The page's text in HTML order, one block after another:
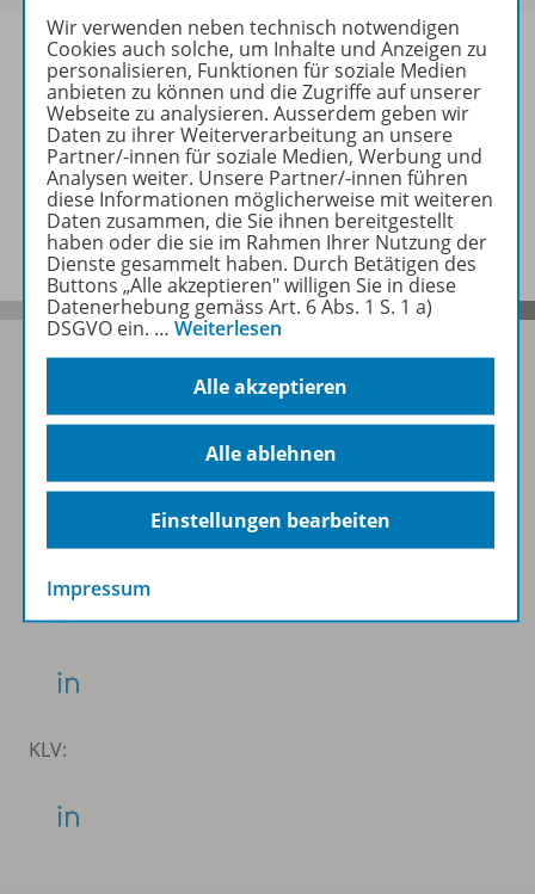
Informationen
Video zu folgenden Werken
Folgen Sie uns auf Social Media
Schubi:
WSS:
KLV:
Wir verwenden neben technisch notwendigen
Cookies auch solche, um Inhalte und Anzeigen zu
personalisieren, Funktionen für soziale Medien
anbieten zu können und die Zugriffe auf unserer
Webseite zu analysieren. Ausserdem geben wir
Daten zu ihrer Weiterverarbeitung an unsere
Partner/-innen für soziale Medien, Werbung und
Analysen weiter. Unsere Partner/-innen führen
diese Informationen möglicherweise mit weiteren
Daten zusammen, die Sie ihnen bereitgestellt
haben oder die sie im Rahmen Ihrer Nutzung der
Dienste gesammelt haben. Durch Betätigen des
Buttons „Alle akzeptieren" willigen Sie in diese
Datenerhebung gemäss Art. 6 Abs. 1 S. 1 a)
DSGVO ein. … Weiterlesen
Alle akzeptieren
Alle ablehnen
Einstellungen bearbeiten
Impressum